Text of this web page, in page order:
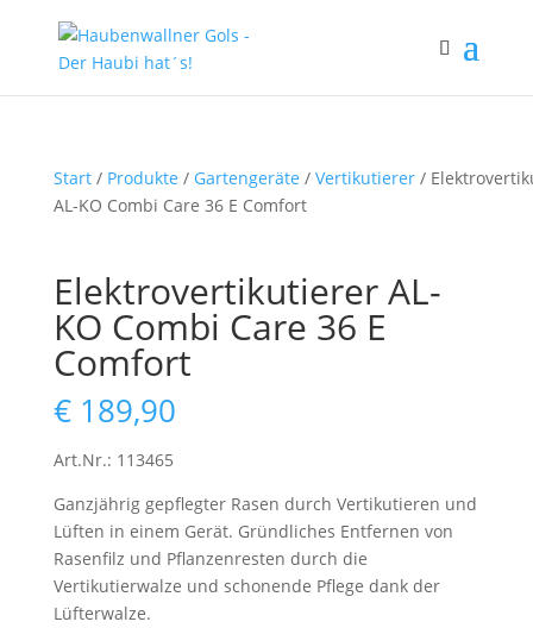
Start/ Produkte / Gartengeräte / Vertikutierer/
AL-KO Combi Care 36 E Comfort
Elektrovertikutierer AL-
KO Combi Care 36 E
Comfort
€189,90
Art.Nr.: 113465
Ganzjährig gepflegter Rasen durch Vertikutieren und
Lüften in einem Gerät. Gründliches Entfernen von
Rasenfilz und Pflanzenresten durch die
Vertikutierwalze und schonende Pflege dank der
Lüfterwalze.